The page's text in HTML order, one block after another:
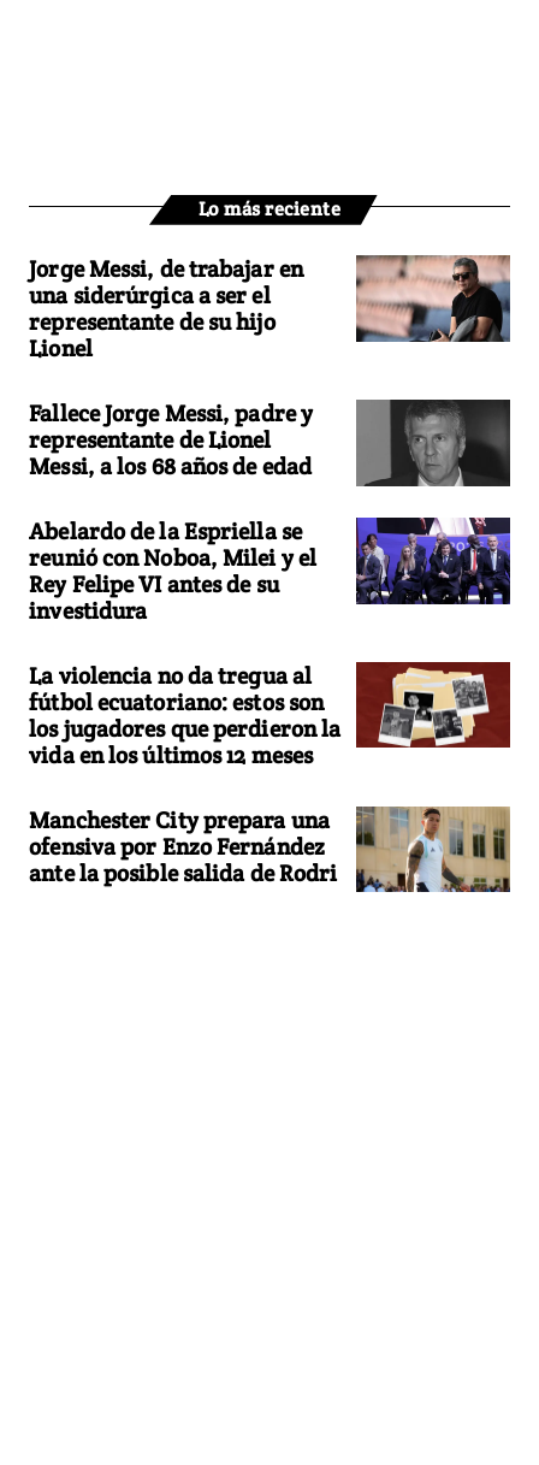
Lo más reciente
Jorge Messi, de trabajar en
una siderúrgica a ser el
representante de su hijo
Lionel
Fallece Jorge Messi, padre y
representante de Lionel
Messi, a los 68 años de edad
Abelardo de la Espriella se
reunió con Noboa, Milei y el
Rey Felipe VI antes de su
investidura
La violencia no da tregua al
fútbol ecuatoriano: estos son
los jugadores que perdieron la
vida en los últimos 12 meses
Manchester City prepara una
ofensiva por Enzo Fernández
ante la posible salida de Rodri